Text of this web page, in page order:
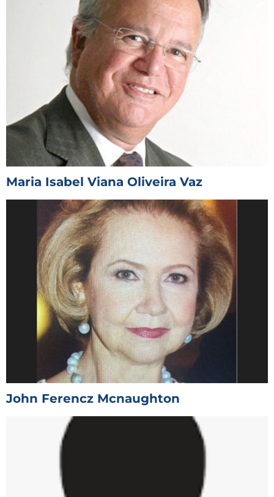
Maria Isabel Viana Oliveira Vaz
John Ferencz Mcnaughton